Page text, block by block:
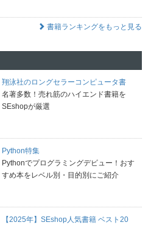
書籍ランキングをもっと見る
翔泳社のロングセラーコンピュータ書
名著多数！売れ筋のハイエンド書籍を
SEshopが厳選
Python特集
Pythonでプログラミングデビュー！おす
すめ本をレベル別・目的別にご紹介
【2025年】SEshop人気書籍 ベスト20